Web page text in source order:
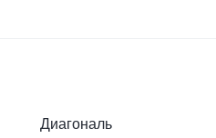
Диагональ